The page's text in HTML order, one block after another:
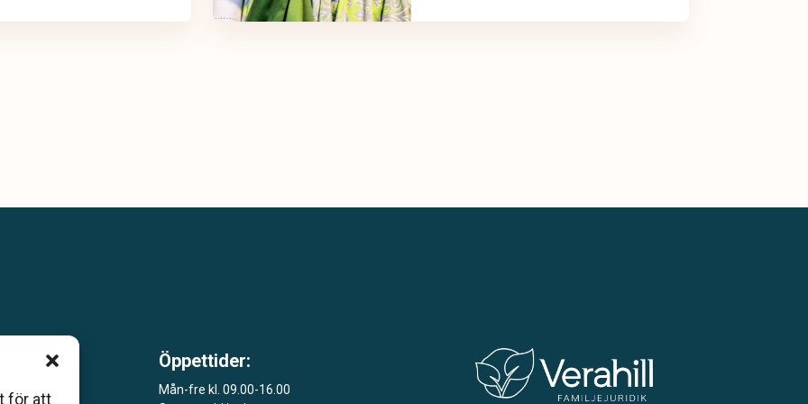
för att
Öppettider:
Mån-fre kl. 09.00-16.00